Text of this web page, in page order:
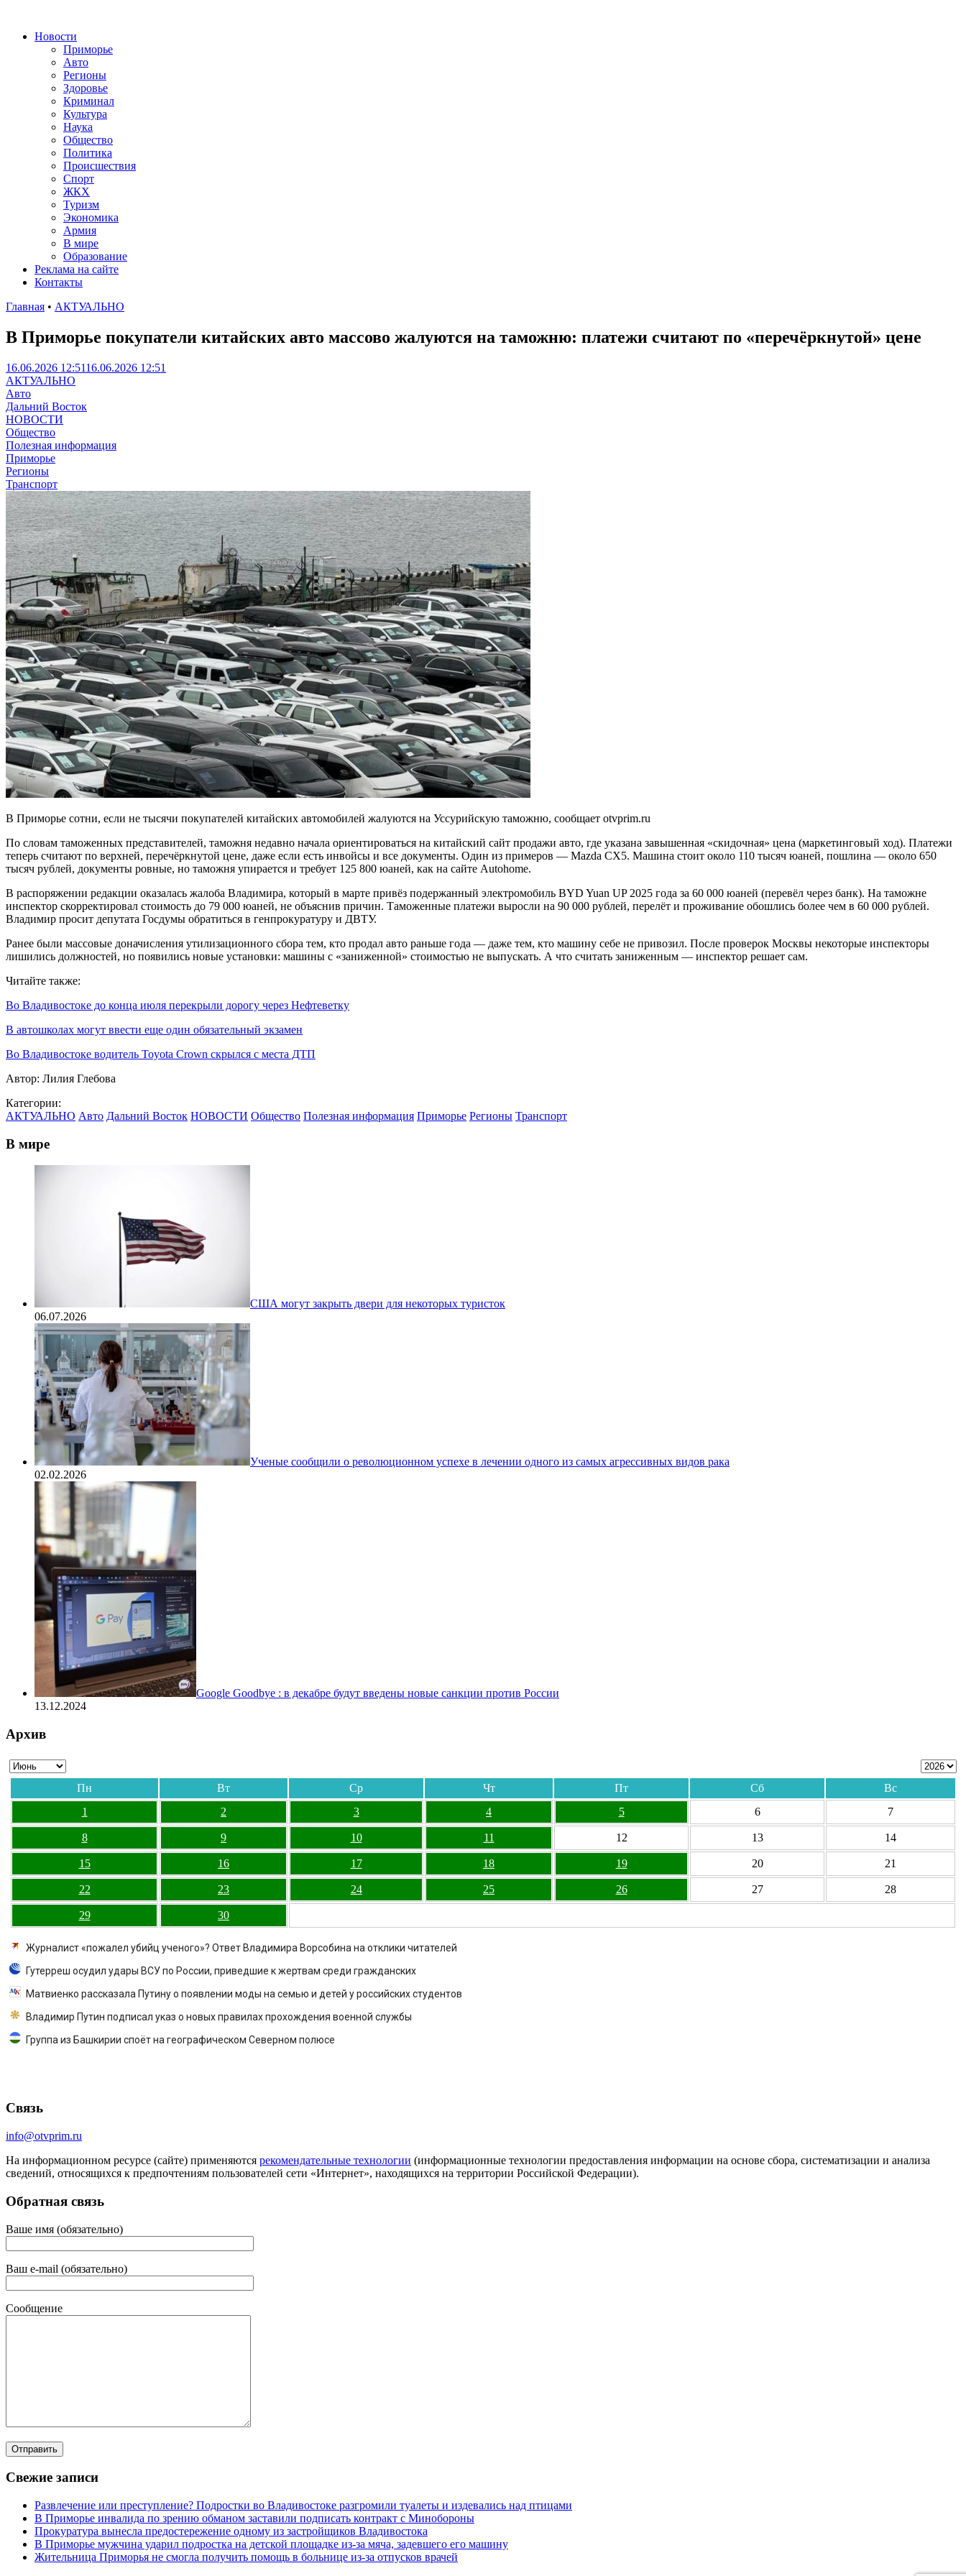
Новости
Приморье
Авто
Регионы
Здоровье
Криминал
Культура
Наука
Общество
Политика
Происшествия
Спорт
ЖКХ
Туризм
Экономика
Армия
В мире
Образование
Реклама на сайте
Контакты
Главная • АКТУАЛЬНО
В Приморье покупатели китайских авто массово жалуются на таможню: платежи считают по «перечёркнутой» цене
16.06.2026 12:5116.06.2026 12:51
АКТУАЛЬНО
Авто
Дальний Восток
НОВОСТИ
Общество
Полезная информация
Приморье
Регионы
Транспорт
В Приморье сотни, если не тысячи покупателей китайских автомобилей жалуются на Уссурийскую таможню, сообщает otvprim.ru
По словам таможенных представителей, таможня недавно начала ориентироваться на китайский сайт продажи авто, где указана завышенная «скидочная» цена (маркетинговый ход). Платежи
теперь считают по верхней, перечёркнутой цене, даже если есть инвойсы и все документы. Один из примеров — Mazda CX5. Машина стоит около 110 тысяч юаней, пошлина — около 650
тысяч рублей, документы ровные, но таможня упирается и требует 125 800 юаней, как на сайте Autohome.
В распоряжении редакции оказалась жалоба Владимира, который в марте привёз подержанный электромобиль BYD Yuan UP 2025 года за 60 000 юаней (перевёл через банк). На таможне
инспектор скорректировал стоимость до 79 000 юаней, не объяснив причин. Таможенные платежи выросли на 90 000 рублей, перелёт и проживание обошлись более чем в 60 000 рублей.
Владимир просит депутата Госдумы обратиться в генпрокуратуру и ДВТУ.
Ранее были массовые доначисления утилизационного сбора тем, кто продал авто раньше года — даже тем, кто машину себе не привозил. После проверок Москвы некоторые инспекторы
лишились должностей, но появились новые установки: машины с «заниженной» стоимостью не выпускать. А что считать заниженным — инспектор решает сам.
Читайте также:
Во Владивостоке до конца июля перекрыли дорогу через Нефтеветку
В автошколах могут ввести еще один обязательный экзамен
Во Владивостоке водитель Toyota Crown скрылся с места ДТП
Автор: Лилия Глебова
Категории:
АКТУАЛЬНО Авто Дальний Восток НОВОСТИ Общество Полезная информация Приморье Регионы Транспорт
В мире
США могут закрыть двери для некоторых туристок
06.07.2026
Ученые сообщили о революционном успехе в лечении одного из самых агрессивных видов рака
02.02.2026
Google Goodbye : в декабре будут введены новые санкции против России
13.12.2024
Архив
Пн Вт Ср Чт Пт Сб
Вс
1
2 3 4 5 6 7
8 9 10 11 12 13 14
15 16 17 18 19 20 21
22 23 24 25 26 27 28
29 30
Журналист «пожалел убийц ученого»? Ответ Владимира Ворсобина на отклики читателей
Гутерреш осудил удары ВСУ по России, приведшие к жертвам среди гражданских
Матвиенко рассказала Путину о появлении моды на семью и детей у российских студентов
Владимир Путин подписал указ о новых правилах прохождения военной службы
Группа из Башкирии споёт на географическом Северном полюсе
Связь
info@otvprim.ru
На информационном ресурсе (сайте) применяются рекомендательные технологии (информационные технологии предоставления информации на основе сбора, систематизации и анализа
сведений, относящихся к предпочтениям пользователей сети «Интернет», находящихся на территории Российской Федерации).
Обратная связь
Ваше имя (обязательно)
Ваш e-mail (обязательно)
Сообщение
Свежие записи
Развлечение или преступление? Подростки во Владивостоке разгромили туалеты и издевались над птицами
В Приморье инвалида по зрению обманом заставили подписать контракт с Минобороны
Прокуратура вынесла предостережение одному из застройщиков Владивостока
В Приморье мужчина ударил подростка на детской площадке из-за мяча, задевшего его машину
Жительница Приморья не смогла получить помощь в больнице из-за отпусков врачей